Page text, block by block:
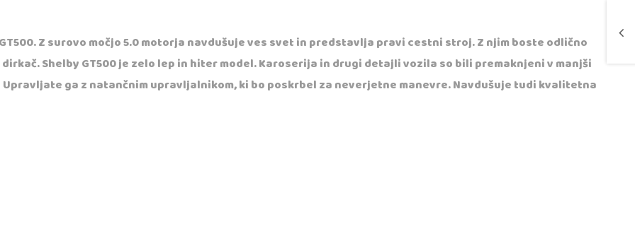
Z surovo močjo 5.0 motorja navdušuje ves svet in predstavlja pravi cestni stroj. Z njim boste odlično
Shelby GT500 je zelo lep in hiter model. Karoserija in drugi detajli vozila so bili premaknjeni v manjši
ga z natančnim upravljalnikom, ki bo poskrbel za neverjetne manevre. Navdušuje tudi kvalitetna